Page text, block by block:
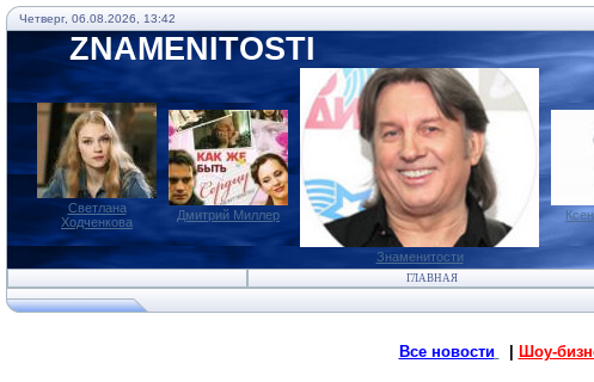
Четверг, 06.08.2026, 13:42
ZNAMENITOSTI
Светлана
Ходченкова
Дмитрий Миллер
Знаменитости
ГЛАВНАЯ
Все новости Шоу-